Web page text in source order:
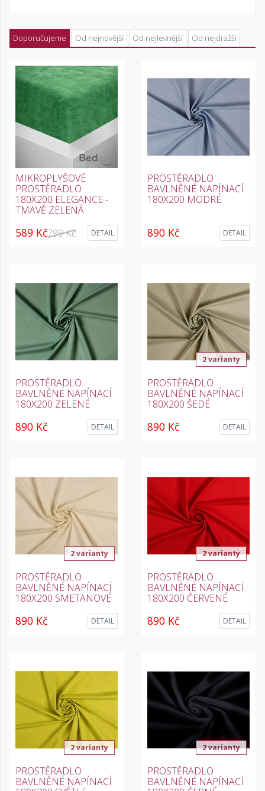
Doporučujeme Od nejnovější Od nejlevnější Od nejdražší
MIKROPLYŠOVÉ
PROSTĚRADLO
180X200 ELEGANCE -
TMAVĚ ZELENÁ
589 Kč799 Kč DETAIL
PROSTĚRADLO
BAVLNĚNÉ NAPÍNACÍ
180X200 MODRÉ
890 Kč DETAIL
PROSTĚRADLO
BAVLNĚNÉ NAPÍNACÍ
180X200 ZELENÉ
890 Kč DETAIL
2 varianty
PROSTĚRADLO
BAVLNĚNÉ NAPÍNACÍ
180X200 ŠEDÉ
890 Kč DETAIL
2 varianty
PROSTĚRADLO
BAVLNĚNÉ NAPÍNACÍ
180X200 SMETANOVÉ
890 Kč DETAIL
2 varianty
PROSTĚRADLO
BAVLNĚNÉ NAPÍNACÍ
180X200 ČERVENÉ
890 Kč DETAIL
2 varianty
PROSTĚRADLO
BAVLNĚNÉ NAPÍNACÍ
2 varianty
PROSTĚRADLO
BAVLNĚNÉ NAPÍNACÍ